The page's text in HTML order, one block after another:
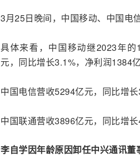
3月25日晚间， 中国移动、 中国电
具体来看，中国移动继2023年
元，同比增长3.1%，净利润1384
中国电信营收5294亿元，同比增
中国联通营收3896亿元，同比增
李自学因年龄原因卸任中兴通讯董